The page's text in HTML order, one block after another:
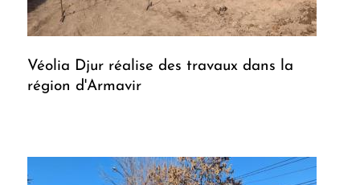
Véolia Djur réalise des travaux dans la
région d'Armavir